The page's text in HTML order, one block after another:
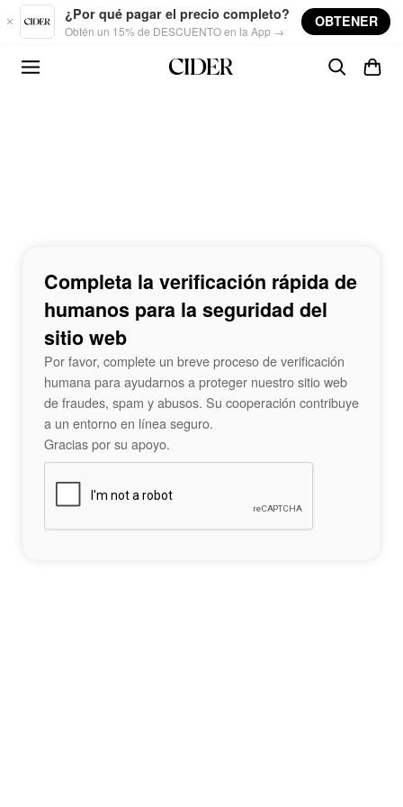
Skip to main content
¿Por qué pagar el precio completo?
Obtén un 15% de DESCUENTO en la App →
OBTENER
Completa la verificación rápida de
humanos para la seguridad del
sitio web
Por favor, complete un breve proceso de verificación
humana para ayudarnos a proteger nuestro sitio web
de fraudes, spam y abusos. Su cooperación contribuye
a un entorno en línea seguro.
Gracias por su apoyo.